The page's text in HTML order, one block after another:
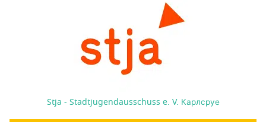
Stja - Stadtjugendausschuss e. V. Карлсруе